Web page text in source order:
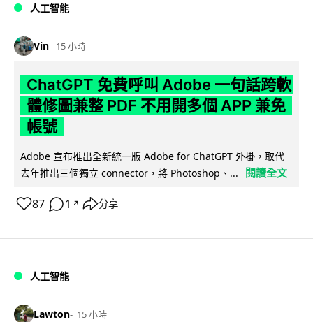
人工智能
Vin 15 小時
ChatGPT 免費呼叫 Adobe 一句話跨軟
體修圖兼整 PDF 不用開多個 APP 兼免
帳號
Adobe 宣布推出全新統一版 Adobe for ChatGPT 外掛，取代
去年推出三個獨立 connector，將 Photoshop、...
閱讀全文
87 1 ↗ 分享
人工智能
Lawton 15 小時